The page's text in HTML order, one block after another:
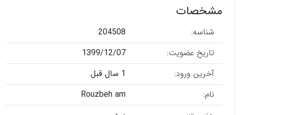
مشخصات
شناسه:
204508
تاریخ عضویت:
1399/12/07
آخرین ورود:
1 سال قبل
نام:
Rouzbeh am